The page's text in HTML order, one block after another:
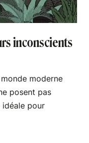
inconscients
moderne
posent pas
idéale pour